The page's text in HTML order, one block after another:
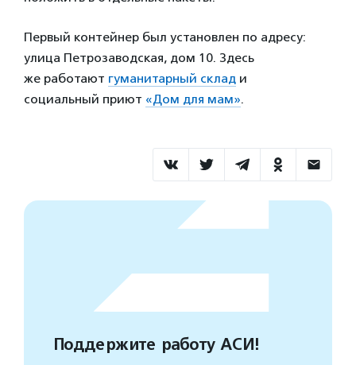
Первый контейнер был установлен по адресу:
улица Петрозаводская, дом 10. Здесь
же работают гуманитарный склад и
социальный приют «Дом для мам».
Поддержите работу АСИ!